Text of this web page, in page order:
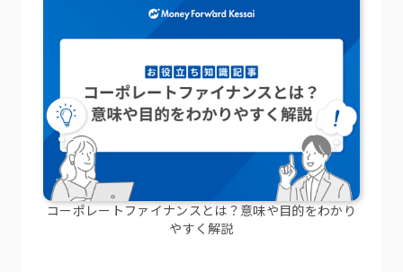
コーポレートファイナンスとは？意味や目的をわかり
やすく解説